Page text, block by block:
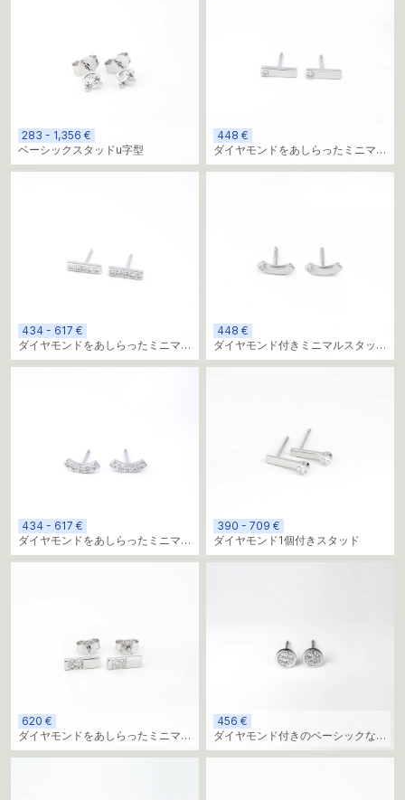
283 - 1,356 €
ベーシックスタッドu字型
448 €
ダイヤモンドをあしらったミニマル
なスタッドラインピアス
434 - 617 €
ダイヤモンドをあしらったミニマル
なスタッドラインイヤリング
448 €
ダイヤモンド付きミニマルスタッド
オーバルイヤリング
434 - 617 €
ダイヤモンドをあしらったミニマル
なスタッドオーバルイヤリング
390 - 709 €
ダイヤモンド1個付きスタッド
620 €
ダイヤモンドをあしらったミニマル
なスクエアスタッドピアス
456 €
ダイヤモンド付きのベーシックなラ
ウンドスタッド